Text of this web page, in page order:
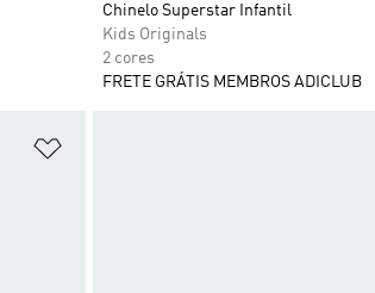
Chinelo Superstar Infantil
Kids Originals
2 cores
FRETE GRÁTIS MEMBROS ADICLUB